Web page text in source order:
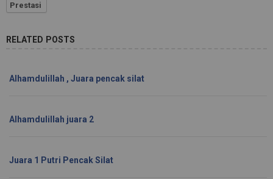
Prestasi
RELATED POSTS
Alhamdulillah , Juara pencak silat
Alhamdulillah juara 2
Juara 1 Putri Pencak Silat